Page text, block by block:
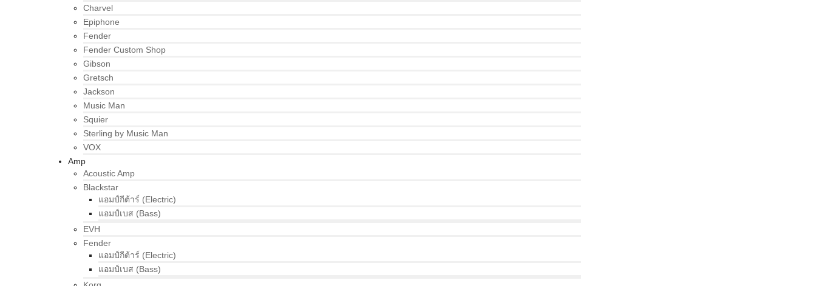
Charvel
Epiphone
Fender
Fender Custom Shop
Gibson
Gretsch
Jackson
Music Man
Squier
Sterling by Music Man
VOX
Amp
Acoustic Amp
Blackstar
แอมป์กีต้าร์ (Electric)
แอมป์เบส (Bass)
EVH
Fender
แอมป์กีต้าร์ (Electric)
แอมป์เบส (Bass)